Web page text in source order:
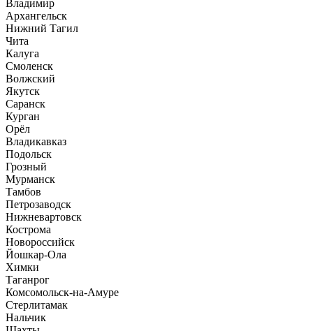
Владимир
Архангельск
Нижний Тагил
Чита
Калуга
Смоленск
Волжский
Якутск
Саранск
Курган
Орёл
Владикавказ
Подольск
Грозный
Мурманск
Тамбов
Петрозаводск
Нижневартовск
Кострома
Новороссийск
Йошкар-Ола
Химки
Таганрог
Комсомольск-на-Амуре
Стерлитамак
Нальчик